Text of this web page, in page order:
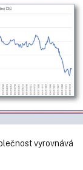
vyrovnává